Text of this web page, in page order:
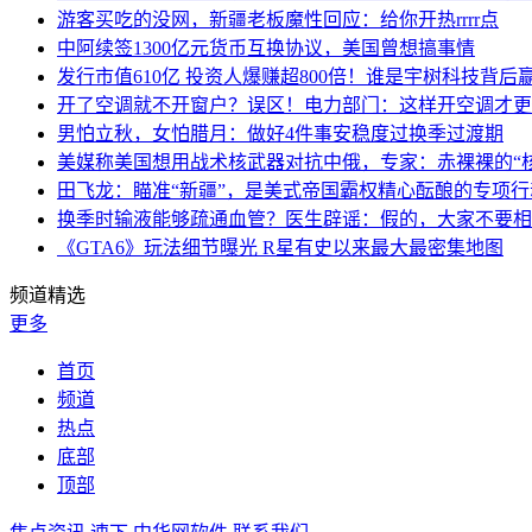
游客买吃的没网，新疆老板魔性回应：给你开热rrrr点
中阿续签1300亿元货币互换协议，美国曾想搞事情
发行市值610亿 投资人爆赚超800倍！谁是宇树科技背后
开了空调就不开窗户？误区！电力部门：这样开空调才
男怕立秋，女怕腊月：做好4件事安稳度过换季过渡期
美媒称美国想用战术核武器对抗中俄，专家：赤裸裸的“
田飞龙：瞄准“新疆”，是美式帝国霸权精心酝酿的专项
换季时输液能够疏通血管？医生辟谣：假的，大家不要
《GTA6》玩法细节曝光 R星有史以来最大最密集地图
频道精选
更多
首页
频道
热点
底部
顶部